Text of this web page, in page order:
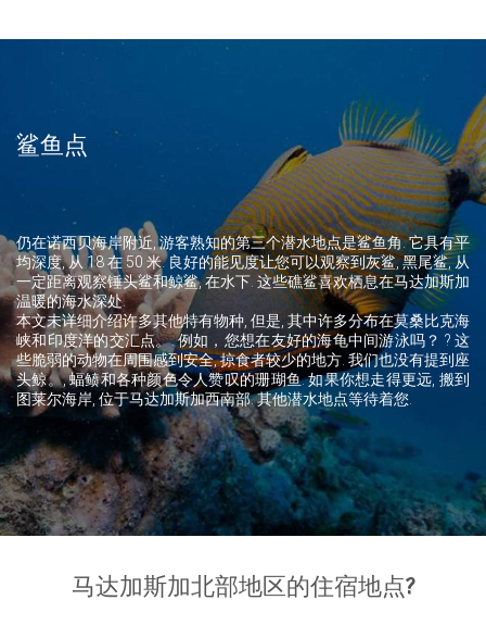
鲨鱼点
仍在诺西贝海岸附近, 游客熟知的第三个潜水地点是鲨鱼角. 它具有平
均深度, 从 18 在 50 米. 良好的能见度让您可以观察到灰鲨, 黑尾鲨, 从
一定距离观察锤头鲨和鲸鲨, 在水下. 这些礁鲨喜欢栖息在马达加斯加
温暖的海水深处.
本文未详细介绍许多其他特有物种, 但是, 其中许多分布在莫桑比克海
峡和印度洋的交汇点。. 例如，您想在友好的海龟中间游泳吗？ ? 这
些脆弱的动物在周围感到安全, 掠食者较少的地方. 我们也没有提到座
头鲸。, 蝠鲼和各种颜色令人赞叹的珊瑚鱼. 如果你想走得更远, 搬到
图莱尔海岸, 位于马达加斯加西南部. 其他潜水地点等待着您.
马达加斯加北部地区的住宿地点?